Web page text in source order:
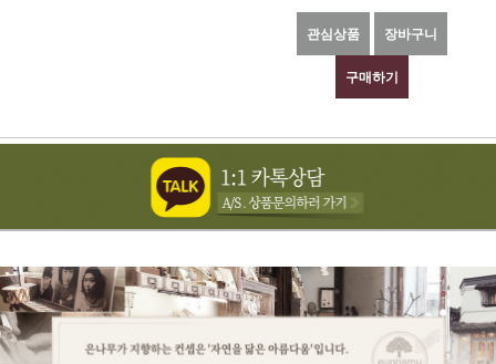
관심상품 장바구니
구매하기